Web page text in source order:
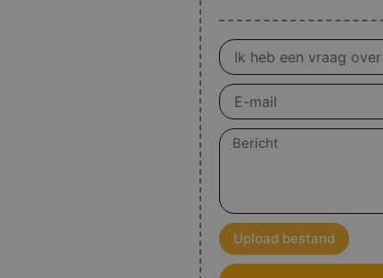
Vraag
over
product
E-
mail
Bericht
Upload bestand